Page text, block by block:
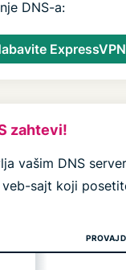
DNS-a:
ExpressVPN
zahtevi!
vašim DNS
sajt koji